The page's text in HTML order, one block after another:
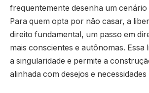
frequentemente desenha um cenário
Para quem opta por não casar, a
direito fundamental, um passo em
mais conscientes e autônomas. Essa
a singularidade e permite a
alinhada com desejos e necessidades